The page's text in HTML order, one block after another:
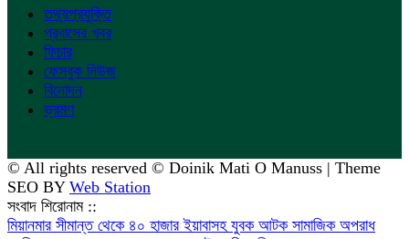
তথ্যপ্রযুক্তি
প্রবাসের খবর
ফিচার
ফেসবুক নিউজ
বিনোদন
ভ্রমণ
© All rights reserved © Doinik Mati O Manuss | Theme
SEO BY Web Station
সংবাদ শিরোনাম ::
মিয়ানমার সীমান্ত থেকে ৪০ হাজার ইয়াবাসহ যুবক আটক সামাজিক অপরাধ